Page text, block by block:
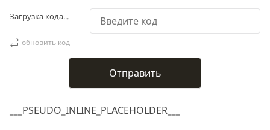
___PSEUDO_INLINE_PLACEHOLDER___
Загрузка кода...
обновить код